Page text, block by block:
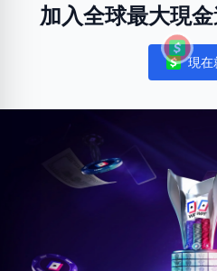
加入全球最大現
現在